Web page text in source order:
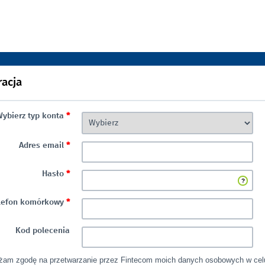
typ konta *
Adres email *
Hasło *
komórkowy *
Kod polecenia
zgodę na przetwarzanie przez Fintecom moich danych osobowych w